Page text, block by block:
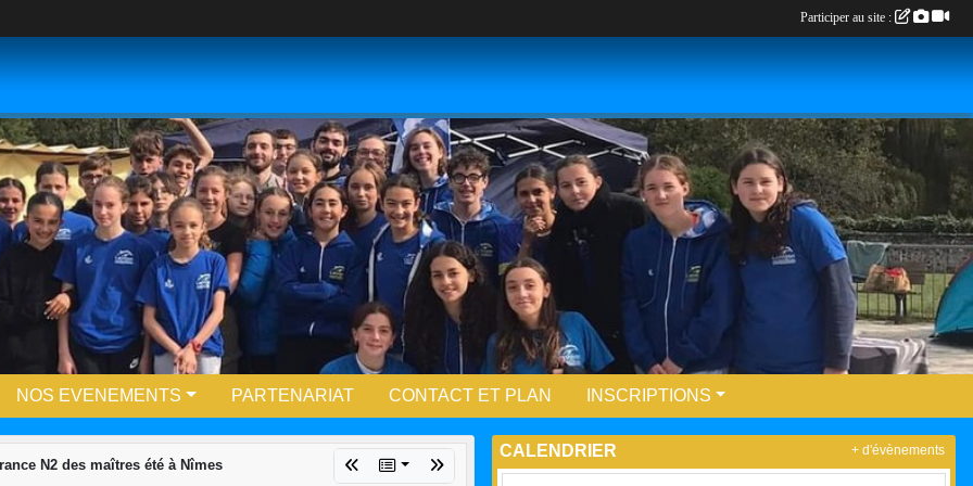
NOS EVENEMENTS PARTENARIAT CONTACT ET PLAN INSCRIPTIONS
N2 des maîtres été à Nîmes
CALENDRIER + d'évènements
Participer au site :